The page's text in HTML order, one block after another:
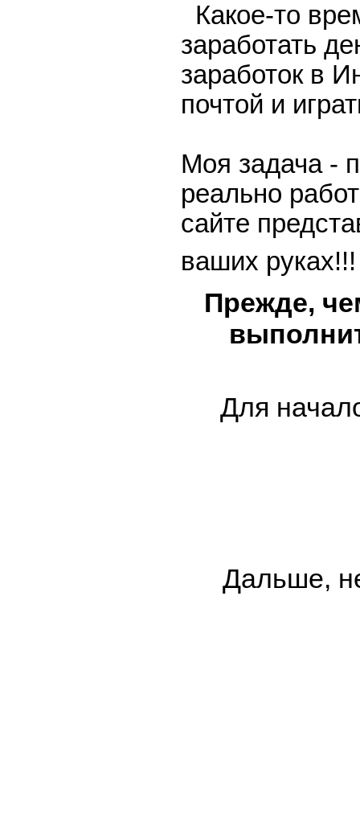
Какое-то
заработать
заработок в
почтой и
Моя задача -
реально
сайте
ваших
Прежде,
Для
Дальше,